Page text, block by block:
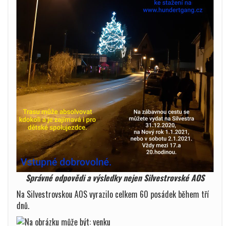
Správné odpovědi a výsledky nejen Silvestrovské AOS
Na Silvestrovskou AOS vyrazilo celkem 60 posádek během tří
dnů.